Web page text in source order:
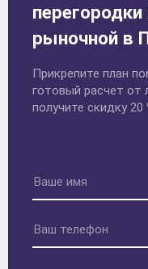
рыночной в
Прикрепите план
готовый расчет от
получите скидку 20